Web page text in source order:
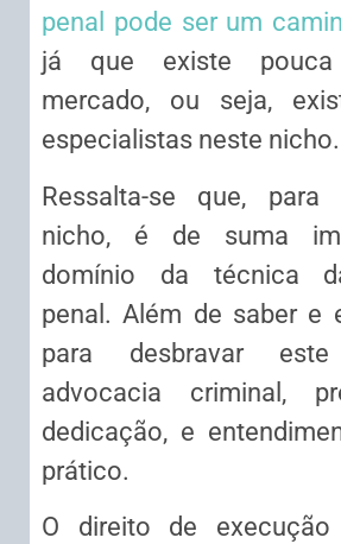
penal pode ser um
já que existe
mercado, ou seja,
especialistas neste nicho.
Ressalta-se que, para
nicho, é de suma
domínio da técnica
penal. Além de saber e
para desbravar
advocacia criminal,
dedicação, e
prático.
O direito de